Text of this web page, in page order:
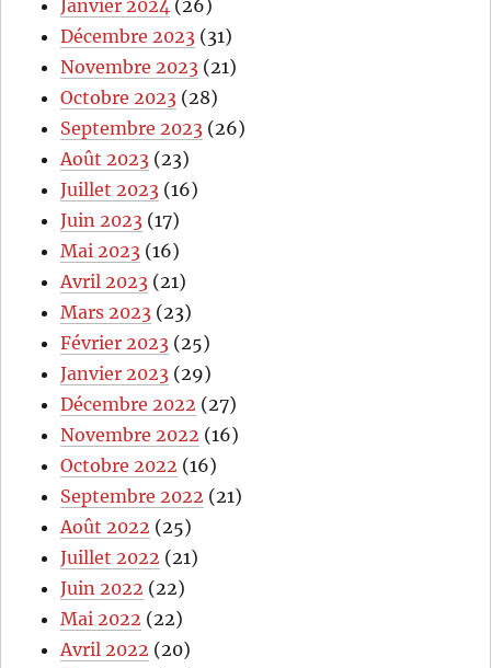
Janvier 2024 (26)
Décembre 2023 (31)
Novembre 2023 (21)
Octobre 2023 (28)
Septembre 2023 (26)
Août 2023 (23)
Juillet 2023 (16)
Juin 2023 (17)
Mai 2023 (16)
Avril 2023 (21)
Mars 2023 (23)
Février 2023 (25)
Janvier 2023 (29)
Décembre 2022 (27)
Novembre 2022 (16)
Octobre 2022 (16)
Septembre 2022 (21)
Août 2022 (25)
Juillet 2022 (21)
Juin 2022 (22)
Mai 2022 (22)
Avril 2022 (20)